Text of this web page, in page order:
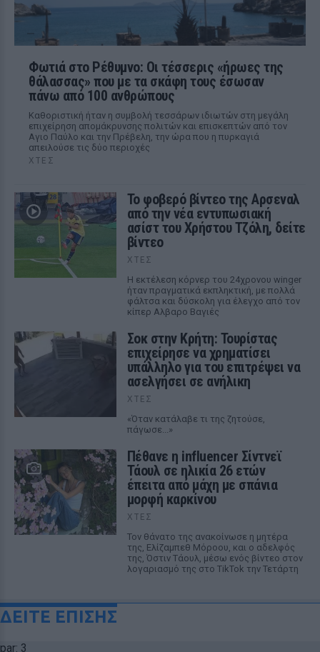
Φωτιά στο Ρέθυμνο: Οι τέσσερις «ήρωες της
θάλασσας» που με τα σκάφη τους έσωσαν
πάνω από 100 ανθρώπους
Καθοριστική ήταν η συμβολή τεσσάρων ιδιωτών στη μεγάλη
επιχείρηση απομάκρυνσης πολιτών και επισκεπτών από τον
Αγιο Παύλο και την Πρέβελη, την ώρα που η πυρκαγιά
απειλούσε τις δύο περιοχές
ΧΤΕΣ
Το φοβερό βίντεο της Αρσεναλ
από την νέα εντυπωσιακή
ασίστ του Χρήστου Τζόλη, δείτε
βίντεο
ΧΤΕΣ
Η εκτέλεση κόρνερ του 24χρονου winger
ήταν πραγματικά εκπληκτική, με πολλά
φάλτσα και δύσκολη για έλεγχο από τον
κίπερ Αλβαρο Βαγιές
Σοκ στην Κρήτη: Τουρίστας
επιχείρησε να χρηματίσει
υπάλληλο για του επιτρέψει να
ασελγήσει σε ανήλικη
ΧΤΕΣ
«Όταν κατάλαβε τι της ζητούσε,
πάγωσε...»
Πέθανε η influencer Σίντνεϊ
Τάουλ σε ηλικία 26 ετών
έπειτα από μάχη με σπάνια
μορφή καρκίνου
ΧΤΕΣ
Τον θάνατο της ανακοίνωσε η μητέρα
της, Ελίζαμπεθ Μόροου, και ο αδελφός
της, Όστιν Τάουλ, μέσω ενός βίντεο στον
λογαριασμό της στο TikTok την Τετάρτη
ΔΕΙΤΕ ΕΠΙΣΗΣ
par: 3